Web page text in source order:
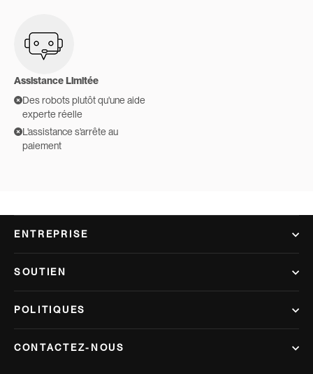
Assistance Limitée
Des robots plutôt qu'une aide
experte réelle
L'assistance s'arrête au
paiement
ENTREPRISE
SOUTIEN
POLITIQUES
CONTACTEZ-NOUS